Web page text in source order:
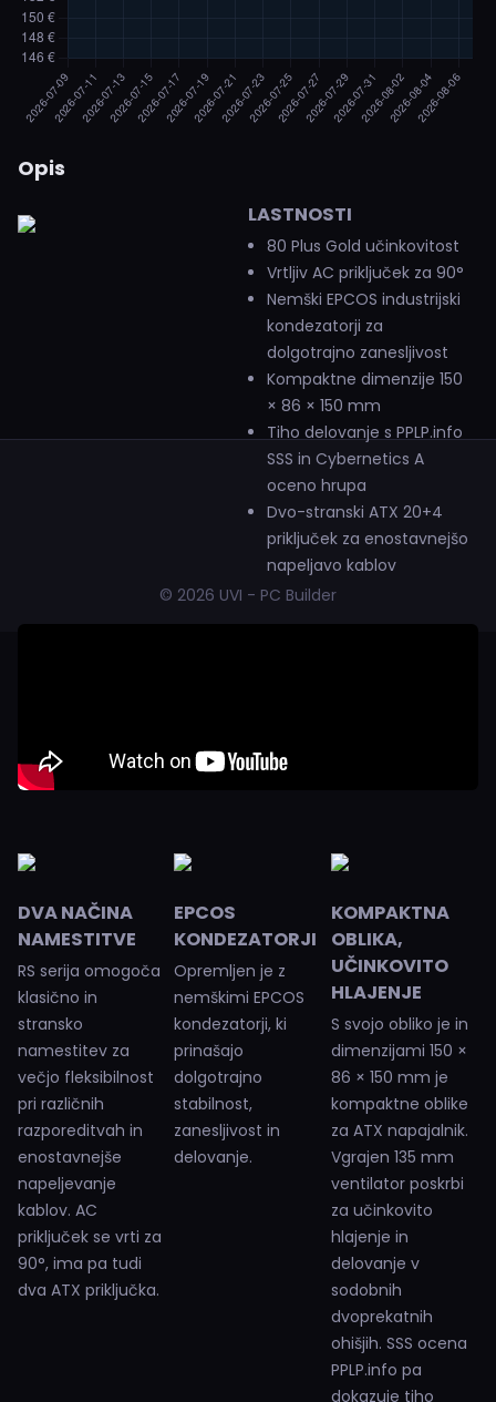
Opis
LASTNOSTI
80 Plus Gold učinkovitost
Vrtljiv AC priključek za 90°
Nemški EPCOS industrijski
kondezatorji za
dolgotrajno zanesljivost
Kompaktne dimenzije 150
× 86 × 150 mm
Tiho delovanje s PPLP.info
SSS in Cybernetics A
oceno hrupa
Dvo-stranski ATX 20+4
priključek za enostavnejšo
napeljavo kablov
DVA NAČINA
NAMESTITVE
RS serija omogoča
klasično in
stransko
namestitev za
večjo fleksibilnost
pri različnih
razporeditvah in
enostavnejše
napeljevanje
kablov. AC
priključek se vrti za
90°, ima pa tudi
dva ATX priključka.
EPCOS
KONDEZATORJI
Opremljen je z
nemškimi EPCOS
kondezatorji, ki
prinašajo
dolgotrajno
stabilnost,
zanesljivost in
delovanje.
KOMPAKTNA
OBLIKA,
UČINKOVITO
HLAJENJE
S svojo obliko je in
dimenzijami 150 ×
86 × 150 mm je
kompaktne oblike
za ATX napajalnik.
Vgrajen 135 mm
ventilator poskrbi
za učinkovito
hlajenje in
delovanje v
sodobnih
dvoprekatnih
ohišjih. SSS ocena
PPLP.info pa
dokazuje tiho
© 2026 UVI - PC Builder